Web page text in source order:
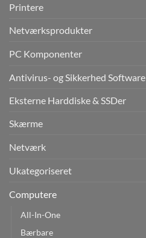
Printere
Netværksprodukter
PC Komponenter
Antivirus- og Sikkerhed Software
Eksterne Harddiske & SSDer
Skærme
Netværk
Ukategoriseret
Computere
All-In-One
Bærbare